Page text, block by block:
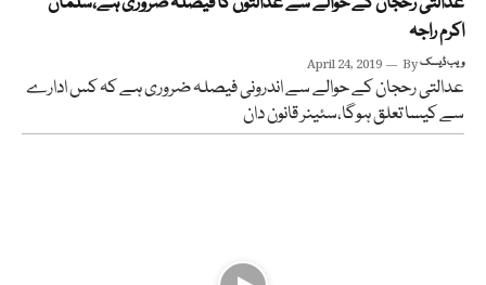
اکرم راجہ
April 24, 2019 Byویب ڈیسک
عدالتی رحجان کے حوالے سے اندرونی فیصلہ ضروری ہے کہ کس ادارے
سے کیسا تعلق ہوگا،سئینر قانون دان